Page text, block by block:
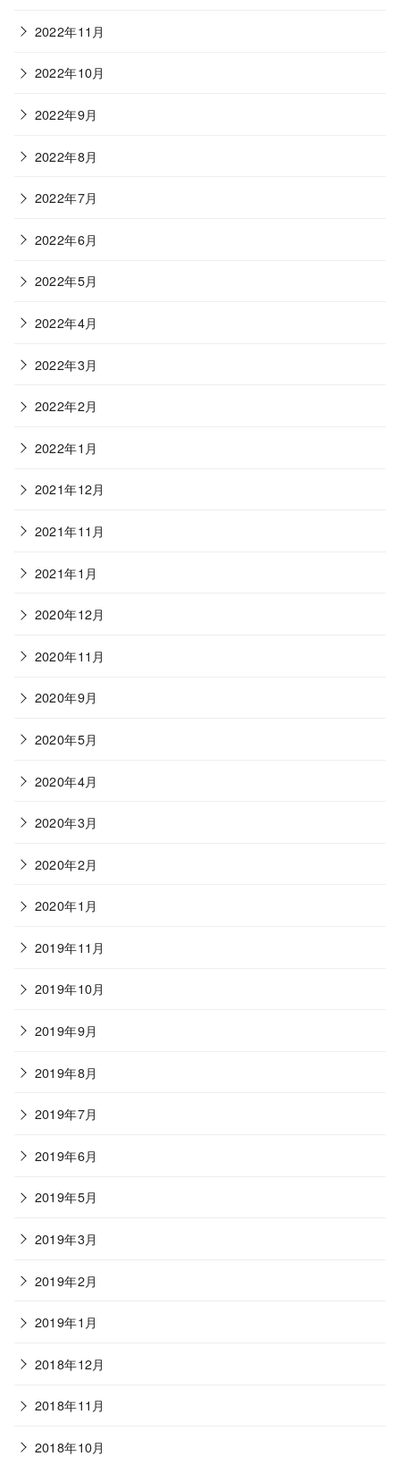
2022年11月
2022年10月
2022年9月
2022年8月
2022年7月
2022年6月
2022年5月
2022年4月
2022年3月
2022年2月
2022年1月
2021年12月
2021年11月
2021年1月
2020年12月
2020年11月
2020年9月
2020年5月
2020年4月
2020年3月
2020年2月
2020年1月
2019年11月
2019年10月
2019年9月
2019年8月
2019年7月
2019年6月
2019年5月
2019年3月
2019年2月
2019年1月
2018年12月
2018年11月
2018年10月